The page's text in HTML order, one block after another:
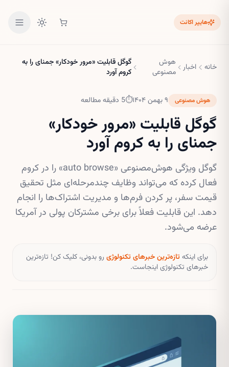
هایپر اکانت
خانه اخبار
هوش
مصنوعی
گوگل قابلیت «مرور خودکار» جمنای را به
کروم آورد
هوش مصنوعی ۹ بهمن ۱۴۰۴ ⏱
5 دقیقه مطالعه
گوگل قابلیت «مرور خودکار»
جمنای را به کروم آورد
گوگل ویژگی هوش‌مصنوعی «auto browse» را در کروم
فعال کرده که می‌تواند وظایف چندمرحله‌ای مثل تحقیق
قیمت سفر، پر کردن فرم‌ها و مدیریت اشتراک‌ها را انجام
دهد. این قابلیت فعلاً برای برخی مشترکان پولی در آمریکا
عرضه می‌شود.
برای اینکهتازه‌ترین خبرهای تکنولوژی رو بدونی، کلیک کن! تازه‌ترین
خبرهای تکنولوژی اینجاست.